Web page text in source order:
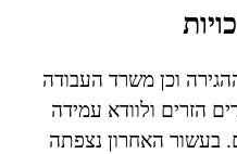
וכן משרד העבודה
הזרים ולוודא עמידה
בעשור האחרון נצפתה